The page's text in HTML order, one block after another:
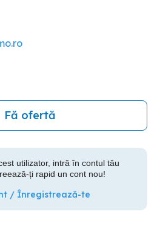
Fă ofertă
utilizator, intră în contul tău
ți rapid un cont nou!
/ Înregistrează-te